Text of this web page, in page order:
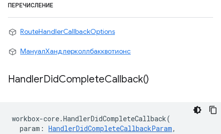
ПЕРЕЧИСЛЕНИЕ
RouteHandlerCallbackOptions
МануалХандлерколлбакквотионс
HandlerDidCompleteCallback()
workbox-core.HandlerDidCompleteCallback(
param : HandlerDidCompleteCallbackParam,